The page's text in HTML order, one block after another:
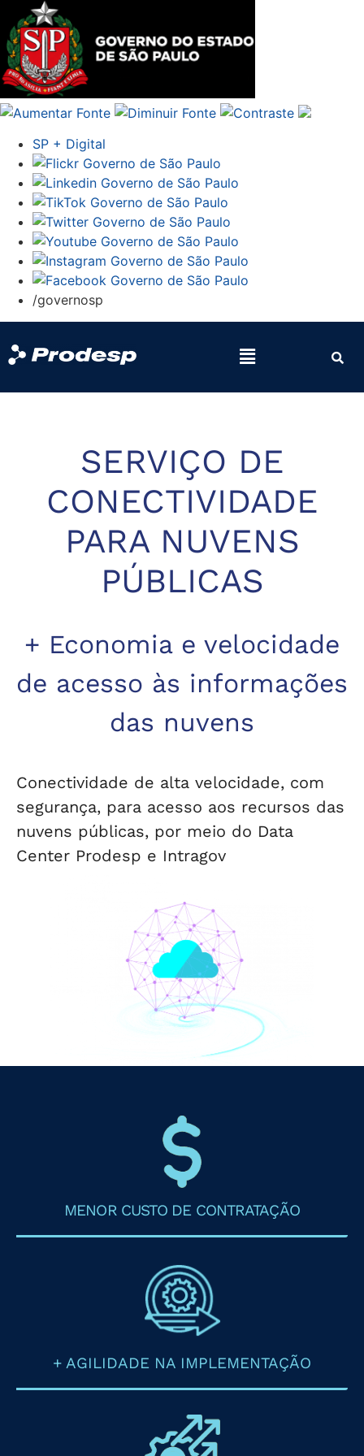
SP + Digital
/governosp
SERVIÇO DE
CONECTIVIDADE
PARA NUVENS
PÚBLICAS
+ Economia e velocidade
de acesso às informações
das nuvens
Conectividade de alta velocidade, com
segurança, para acesso aos recursos das
nuvens públicas, por meio do Data
Center Prodesp e Intragov
MENOR CUSTO DE CONTRATAÇÃO
+ AGILIDADE NA IMPLEMENTAÇÃO